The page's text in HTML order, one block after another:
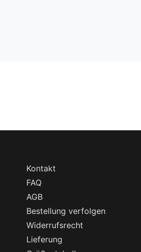
Kontakt
FAQ
AGB
Bestellung verfolgen
Widerrufsrecht
Lieferung